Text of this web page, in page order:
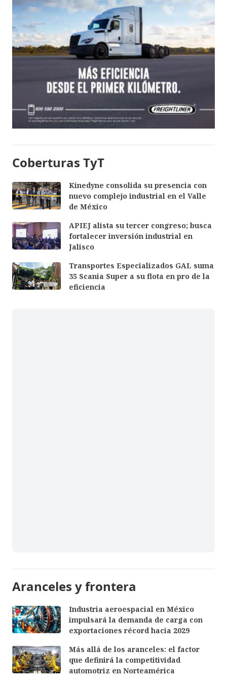
Coberturas TyT
Kinedyne consolida su presencia con
nuevo complejo industrial en el Valle
de México
APIEJ alista su tercer congreso; busca
fortalecer inversión industrial en
Jalisco
Transportes Especializados GAL suma
35 Scania Super a su flota en pro de la
eficiencia
Aranceles y frontera
Industria aeroespacial en México
impulsará la demanda de carga con
exportaciones récord hacia 2029
Más allá de los aranceles: el factor
que definirá la competitividad
automotriz en Norteamérica